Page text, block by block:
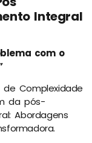
Integral
com o
Complexidade
da pós-
Abordagens